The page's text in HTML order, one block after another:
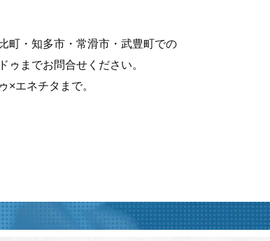
町・知多市・常滑市・武豊町での
ゥまでお問合せください。
×エネチタまで。